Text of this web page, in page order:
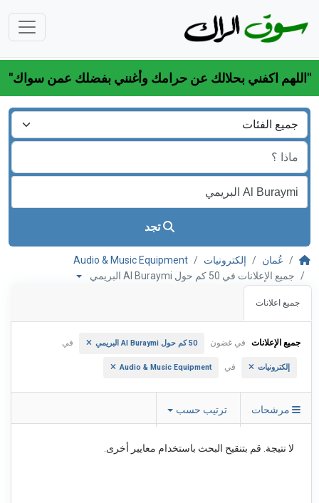
"اللهم اكفني بحلالك عن حرامك وأغنني بفضلك عمن سواك"
تجد
عُمان إلكترونيات
Audio & Music Equipment
جميع الإعلانات في 50 كم حول Al Buraymi البريمي
جميع اعلانات
جميع الإعلانات في غضون 50 كم حول Al Buraymi البريمي في
إلكترونيات في Audio & Music Equipment
مرشحات ترتيب حسب
لا نتيجة. قم بتنقيح البحث باستخدام معايير أخرى.